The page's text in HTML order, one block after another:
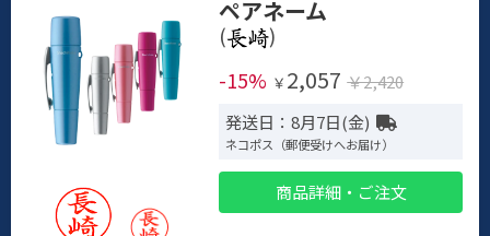
ペアネーム
(
)
-15% ￥ 2,057 ￥2,420
発送日：8月7日(金)
ネコポス（郵便受けへお届け）
商品詳細・ご注文